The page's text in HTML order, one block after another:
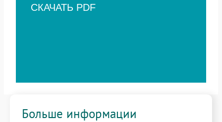
СКАЧАТЬ PDF
Больше информации